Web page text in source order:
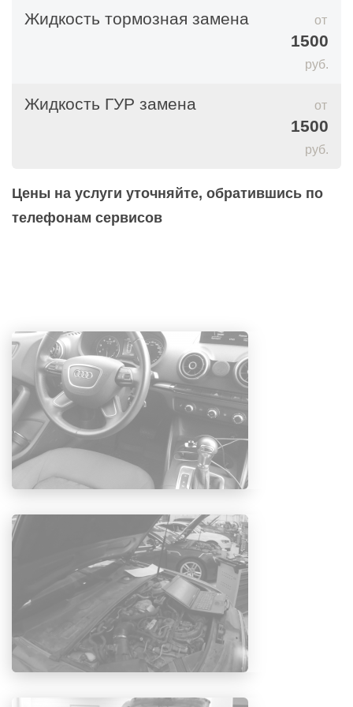
тяжелый воздух в салоне авто;
фильтра зависит еще от условий эксплуатации
авто, экологической обстановки региона, степени
Порядок замены фильтра в салоне зависит от
его месторасположения. Может показаться, что в
этой процедуре нет ничего сложного. Но важно
соблюсти некоторые правила и действовать
осторожно, чтобы при установке нового изделия
направляющие фильтрующего изделия точно
встали в полозья, в противном случае
Запись на замену салонного фильтра
в Москве
Замена салонного фильтра Ауди возможна в
нашем
автосервисе Ауди. Всегда в наличии
оригинальные изделия и качественные аналоги
Жидкость тормозная замена
1500
руб.
Жидкость ГУР замена
1500
руб.
Цены на услуги уточняйте, обратившись по
телефонам сервисов